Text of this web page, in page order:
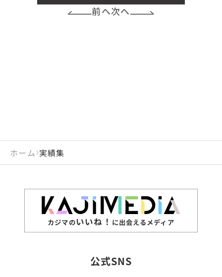
前へ次へ
ホーム 実績集
カジマのいいね！ に出会えるメディア
公式SNS